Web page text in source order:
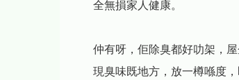
全無損家人健康。
仲有呀，佢除臭都好叻架，